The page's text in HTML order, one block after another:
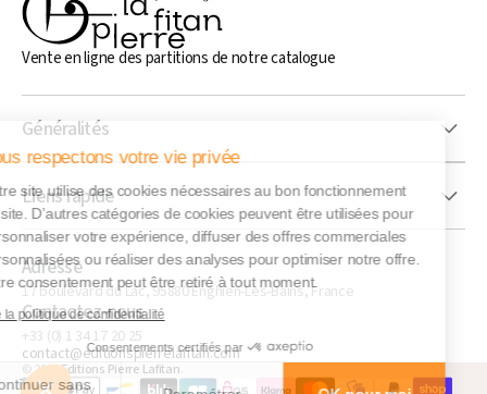
Nous respectons votre vie privée
Notre site utilise des cookies nécessaires au bon fonctionnement
du site. D’autres catégories de cookies peuvent être utilisées pour
personnaliser votre expérience, diffuser des offres commerciales
personnalisées ou réaliser des analyses pour optimiser notre offre.
Votre consentement peut être retiré à tout moment.
Lire la politique de confidentialité
Consentements certifiés par
Continuer sans
Vente en ligne des partitions de notre catalogue
Généralités
Liens rapide
Adresse
17 boulevard du Lac, 95880 Enghien-Les-Bains, France
Contactez-nous
+33 (0) 1 34 17 20 25
contact@editionspierrelafitan.com
© 2026Editions Pierre Lafitan